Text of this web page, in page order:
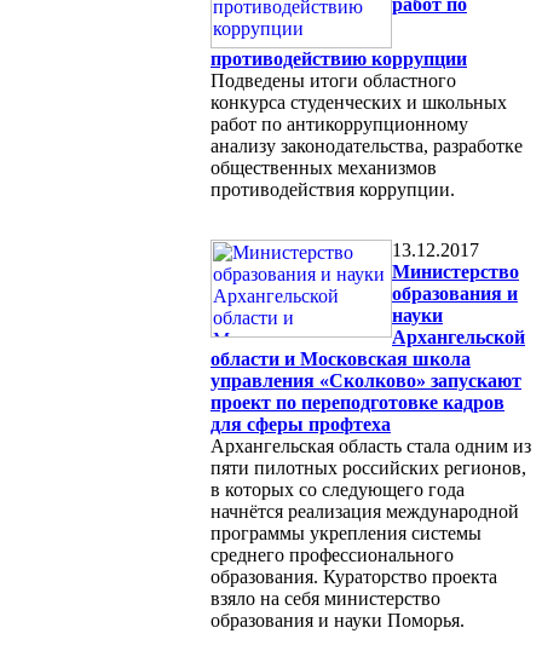
противодействию коррупции
Подведены итоги областного
конкурса студенческих и школьных
работ по антикоррупционному
анализу законодательства, разработке
общественных механизмов
противодействия коррупции.
13.12.2017
Министерство
образования и
науки
Архангельской
области и Московская школа
управления «Сколково» запускают
проект по переподготовке кадров
для сферы профтеха
Архангельская область стала одним из
пяти пилотных российских регионов,
в которых со следующего года
начнётся реализация международной
программы укрепления системы
среднего профессионального
образования. Кураторство проекта
взяло на себя министерство
образования и науки Поморья.